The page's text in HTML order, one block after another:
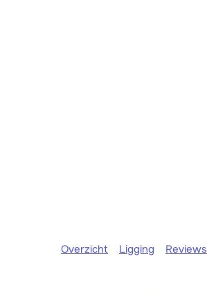
Overzicht Ligging Reviews